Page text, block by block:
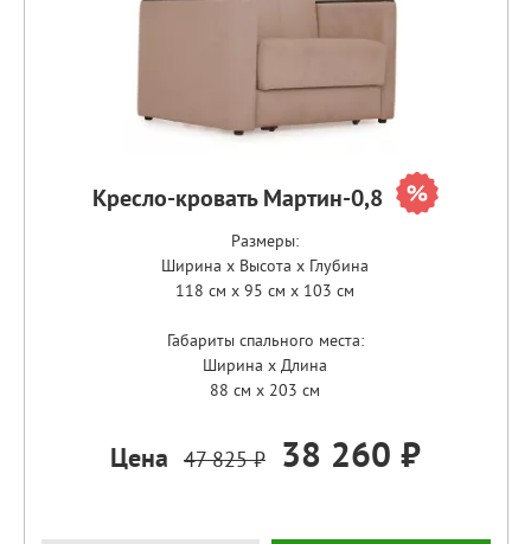
Кресло-кровать Мартин-0,8
Размеры:
Ширина x Высота x Глубина
118 см x 95 см x 103 см
Габариты спального места:
Ширина x Длина
88 см x 203 см
Цена 47 825 ₽ 38 260 ₽